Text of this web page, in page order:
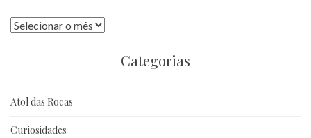
Publicações
Categorias
Atol das Rocas
Curiosidades